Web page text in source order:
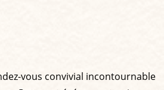
vous convivial incontournable